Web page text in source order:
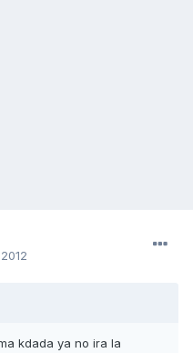
kdada ya no ira la